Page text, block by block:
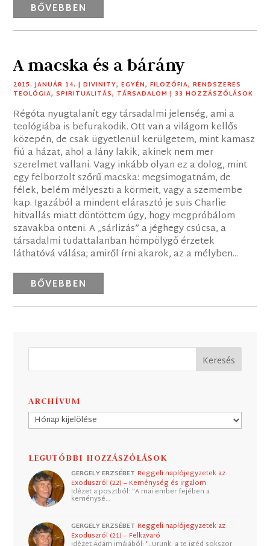
BŐVEBBEN
A macska és a bárány
2015. JANUÁR 14. |DIVINITY,EGYÉN,FILOZÓFIA,RENDSZERES
TEOLÓGIA,SPIRITUALITÁS, TÁRSADALOM | 33 HOZZÁSZÓLÁSOK
Régóta nyugtalanít egy társadalmi jelenség, ami a
teológiába is befurakodik. Ott van a világom kellős
közepén, de csak ügyetlenül kerülgetem, mint kamasz
fiú a házat, ahol a lány lakik, akinek nem mer
szerelmet vallani. Vagy inkább olyan ez a dolog, mint
egy felborzolt szőrű macska: megsimogatnám, de
félek, belém mélyeszti a körmeit, vagy a szemembe
kap. Igazából a mindent elárasztó je suis Charlie
hitvallás miatt döntöttem úgy, hogy megpróbálom
szavakba önteni. A „sárlizás” a jéghegy csúcsa, a
társadalmi tudattalanban hömpölygő érzetek
láthatóvá válása; amiről írni akarok, az a mélyben...
BŐVEBBEN
ARCHÍVUM
Archívum
LEGUTÓBBI HOZZÁSZÓLÁSOK
GERGELY ERZSÉBET Reggeli naplójegyzetek az
Exoduszról (22) – Keménység és irgalom
Idézet a posztból: "A mai ember fejében a
keménysé…
GERGELY ERZSÉBET Reggeli naplójegyzetek az
Exoduszról (21) – Felkavaró